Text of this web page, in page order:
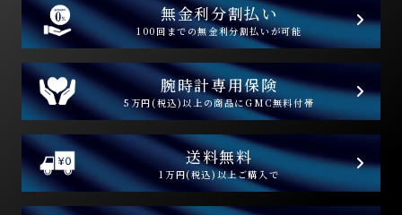
無金利分割払い
100回までの無金利分割払いが可能
腕時計専用保険
5万円(税込)以上の商品にGMC無料付帯
送料無料
1万円(税込)以上ご購入で